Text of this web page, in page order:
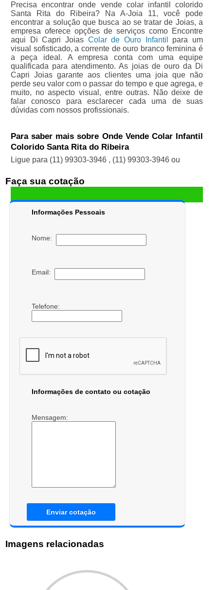
Precisa encontrar onde vende colar infantil colorido
Santa Rita do Ribeira? Na A-Joia 11, você pode
encontrar a solução que busca ao se tratar de Joias, a
empresa oferece opções de serviços como Encontre
aqui Di Capri Joias Colar de Ouro Infantil
para um
visual sofisticado, a corrente de ouro branco feminina é
a peça ideal. A empresa conta com uma equipe
qualificada para atendimento. As joias de ouro da Di
Capri Joias garante aos clientes uma joia que não
perde seu valor com o passar do tempo e que agrega, e
muito, no aspecto visual, entre outras. Não deixe de
falar conosco para esclarecer cada uma de suas
dúvidas com nossos profissionais.
Para saber mais sobre Onde Vende Colar Infantil
Colorido Santa Rita do Ribeira
Ligue para (11) 99303-3946 , (11) 99303-3946 ou
Faça sua cotação
Informações Pessoais
Nome:
Email:
Telefone:
Informações de contato ou cotação
Mensagem:
Enviar cotação
Imagens relacionadas